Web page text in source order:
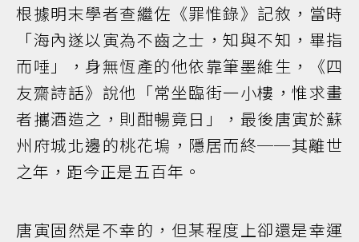
根據明末學者查繼佐《罪惟錄》記敘，當時
「海內遂以寅為不齒之士，知與不知，畢指
而唾」，身無恆產的他依靠筆墨維生，《四
友齋詩話》說他「常坐臨街一小樓，惟求畫
者攜酒造之，則酣暢竟日」，最後唐寅於蘇
州府城北邊的桃花塢，隱居而終──其離世
之年，距今正是五百年。
唐寅固然是不幸的，但某程度上卻還是幸運